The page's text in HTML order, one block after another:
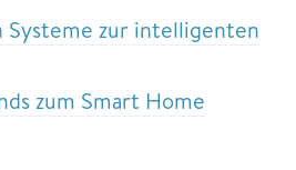
Systeme zur intelligenten
zum Smart Home